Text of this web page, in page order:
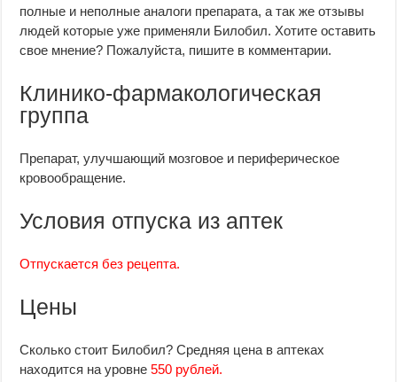
полные и неполные аналоги препарата, а так же отзывы
людей которые уже применяли Билобил. Хотите оставить
свое мнение? Пожалуйста, пишите в комментарии.
Клинико-фармакологическая
группа
Препарат, улучшающий мозговое и периферическое
кровообращение.
Условия отпуска из аптек
Отпускается без рецепта.
Цены
Сколько стоит Билобил? Средняя цена в аптеках
находится на уровне550 рублей.